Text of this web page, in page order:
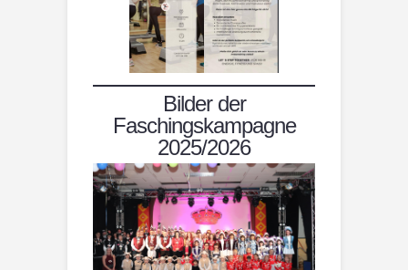
Bilder der
Faschingskampagne
2025/2026